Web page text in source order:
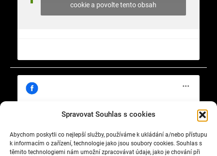
Spravovat Souhlas s cookies
Abychom poskytli co nejlepší služby, používáme k ukládání a/nebo přístupu
k informacím o zařízení, technologie jako jsou soubory cookies. Souhlas s
těmito technologiemi nám umožní zpracovávat údaje, jako je chování při
cookie a povolte tento obsah
https://www.facebook.com/cisty.vzduch.v.Celakovicich
Klepnutím přijměte marketingové soubory
cookie a povolte tento obsah